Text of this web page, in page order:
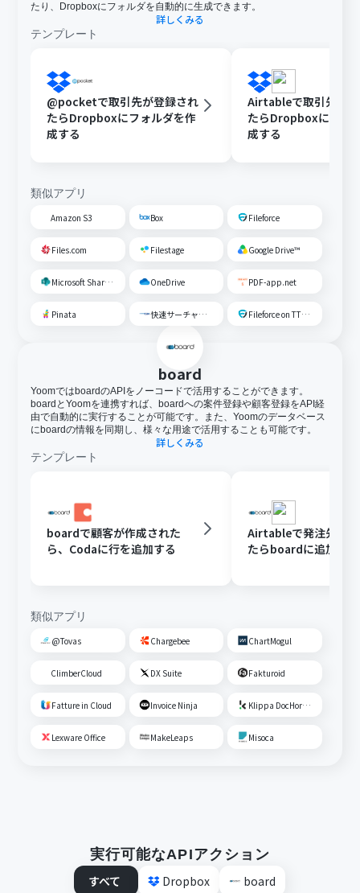
たり、Dropboxにフォルダを自動的に生成できます。
詳しくみる
テンプレート
@pocketで取引先が登録され
たらDropboxにフォルダを作
成する
Airtableで取引先が
たらDropboxにフォ
成する
類似アプリ
Amazon S3 Box Fileforce
Files.com Filestage Google Drive™
Microsoft SharePoint OneDrive PDF-app.net
Pinata 快速サーチャーGX Fileforce on TTS Cloud
board
YoomではboardのAPIをノーコードで活用することができます。
boardとYoomを連携すれば、boardへの案件登録や顧客登録をAPI経
由で自動的に実行することが可能です。また、Yoomのデータベース
にboardの情報を同期し、様々な用途で活用することも可能です。
詳しくみる
テンプレート
boardで顧客が作成された
ら、Codaに行を追加する
Airtableで発注先が
たらboardに追加する
類似アプリ
@Tovas Chargebee ChartMogul
ClimberCloud DX Suite Fakturoid
Fatture in Cloud Invoice Ninja Klippa DocHorizon
Lexware Office MakeLeaps Misoca
実行可能なAPIアクション
すべて
Dropbox board